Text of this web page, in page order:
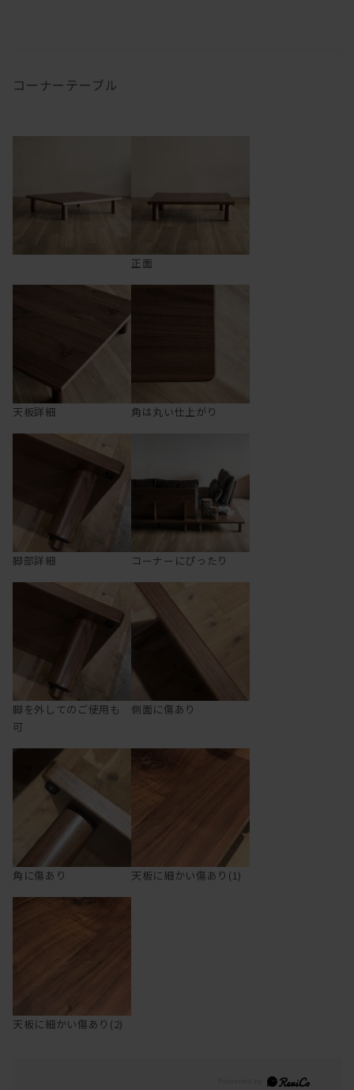
コーナーテーブル
正面
天板詳細 角は丸い仕上がり
脚部詳細 コーナーにぴったり
脚を外してのご使用も
可
側面に傷あり
角に傷あり 天板に細かい傷あり(1)
天板に細かい傷あり(2)